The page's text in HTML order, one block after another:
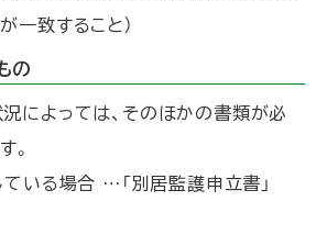
一致すること）
の
によっては、そのほかの書類が必
。
いる場合 …「別居監護申立書」